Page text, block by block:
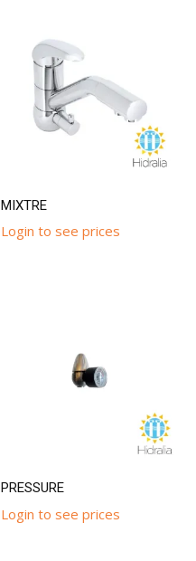
MIXTRE
Login to see prices
PRESSURE
Login to see prices